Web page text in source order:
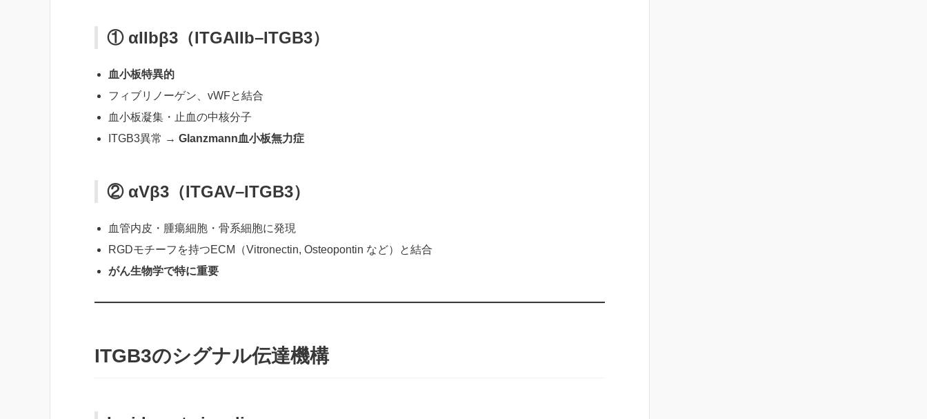
① αIIbβ3（ITGAIIb–ITGB3）
血小板特異的
フィブリノーゲン、vWFと結合
血小板凝集・止血の中核分子
ITGB3異常 → Glanzmann血小板無力症
② αVβ3（ITGAV–ITGB3）
血管内皮・腫瘍細胞・骨系細胞に発現
RGDモチーフを持つECM（Vitronectin, Osteopontin など）と結合
がん生物学で特に重要
ITGB3のシグナル伝達機構